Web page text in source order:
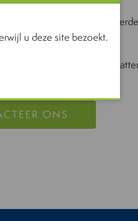
van PEFC-
en extra zacht voor de
ONS
u deze site bezoekt.